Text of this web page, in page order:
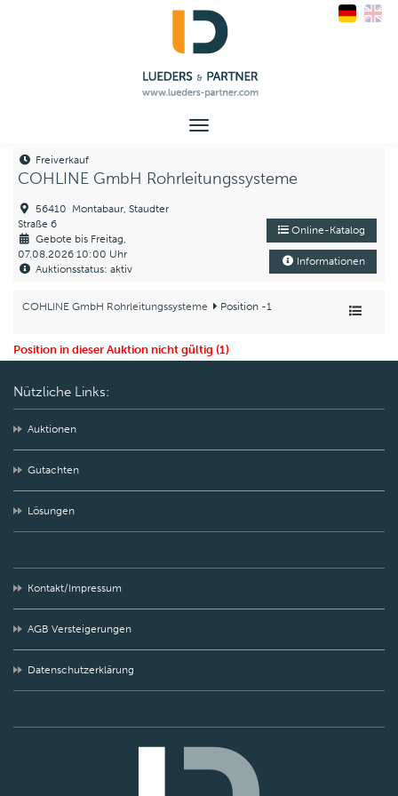
Toggle
Freiverkauf
COHLINE GmbH Rohrleitungssysteme
56410 Montabaur, Staudter
Straße 6
Gebote bis Freitag,
07.08.2026 10:00 Uhr
Auktionsstatus: aktiv
Online-Katalog
Informationen
COHLINE GmbH Rohrleitungssysteme Position -1
Position in dieser Auktion nicht gültig (1)
Nützliche Links:
Auktionen
Gutachten
Lösungen
Kontakt/Impressum
AGB Versteigerungen
Datenschutzerklärung